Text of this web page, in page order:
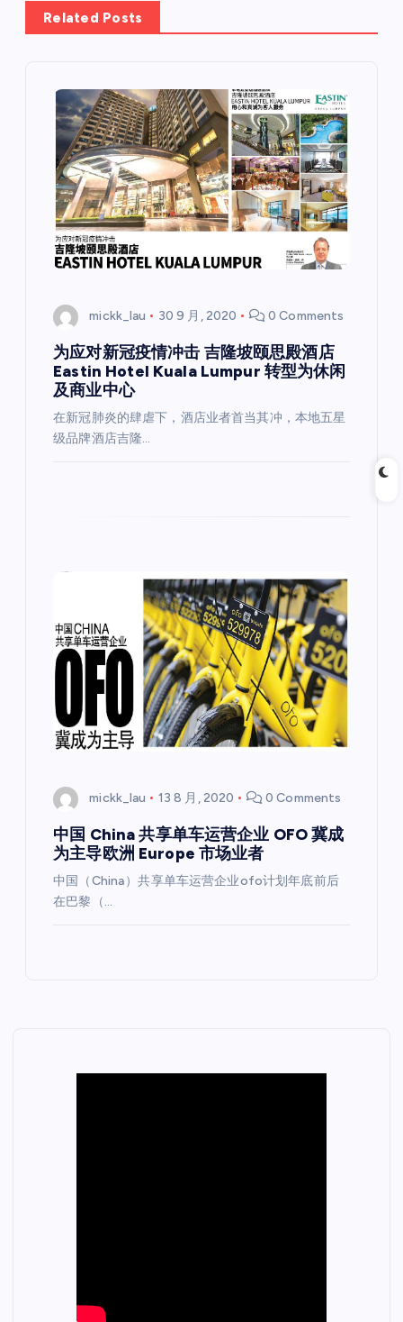
Related Posts
mickk_lau 30 9 月, 2020 0 Comments
为应对新冠疫情冲击 吉隆坡颐思殿酒店
Eastin Hotel Kuala Lumpur 转型为休闲
及商业中心
在新冠肺炎的肆虐下，酒店业者首当其冲，本地五星
级品牌酒店吉隆…
mickk_lau 13 8 月, 2020 0 Comments
中国 China 共享单车运营企业 OFO 冀成
为主导欧洲 Europe 市场业者
中国（China）共享单车运营企业ofo计划年底前后
在巴黎（…